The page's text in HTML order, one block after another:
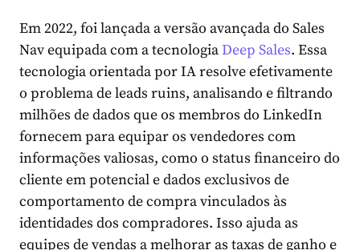
Em 2022, foi lançada a versão avançada do Sales
Nav equipada com a tecnologiaDeep Sales. Essa
tecnologia orientada por IA resolve efetivamente
o problema de leads ruins, analisando e filtrando
milhões de dados que os membros do LinkedIn
fornecem para equipar os vendedores com
informações valiosas, como o status financeiro do
cliente em potencial e dados exclusivos de
comportamento de compra vinculados às
identidades dos compradores. Isso ajuda as
equipes de vendas a melhorar as taxas de ganho e